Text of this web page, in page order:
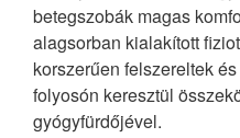
betegszobák magas
alagsorban kialakított
korszerűen felszereltek
folyosón keresztül
gyógyfürdőjével.